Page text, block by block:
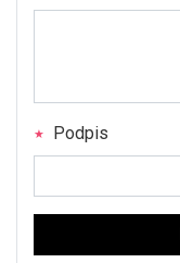
Podpis